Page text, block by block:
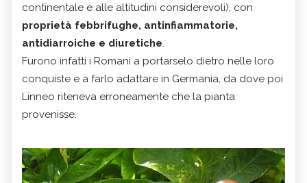
continentale e alle altitudini considerevoli), con
proprietà febbrifughe, antinfiammatorie,
antidiarroiche e diuretiche.
Furono infatti i Romani a portarselo dietro nelle loro
conquiste e a farlo adattare in Germania, da dove poi
Linneo riteneva erroneamente che la pianta
provenisse.